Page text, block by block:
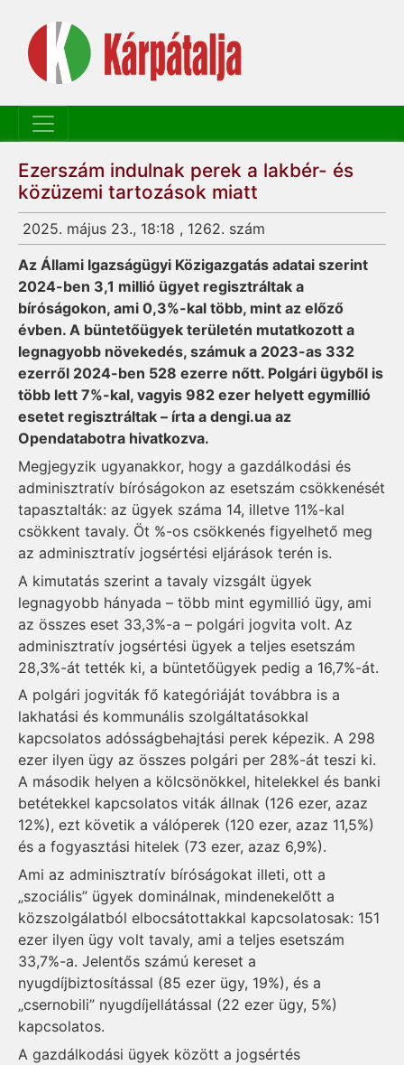
Ezerszám indulnak perek a lakbér- és
közüzemi tartozások miatt
2025. május 23., 18:18 , 1262. szám
Az Állami Igazságügyi Közigazgatás adatai szerint
2024-ben 3,1 millió ügyet regisztráltak a
bíróságokon, ami 0,3%-kal több, mint az előző
évben. A büntetőügyek területén mutatkozott a
legnagyobb növekedés, számuk a 2023-as 332
ezerről 2024-ben 528 ezerre nőtt. Polgári ügyből is
több lett 7%-kal, vagyis 982 ezer helyett egymillió
esetet regisztráltak – írta a dengi.ua az
Opendatabotra hivatkozva.
Megjegyzik ugyanakkor, hogy a gazdálkodási és
adminisztratív bíróságokon az esetszám csökkenését
tapasztalták: az ügyek száma 14, illetve 11%-kal
csökkent tavaly. Öt %-os csökkenés figyelhető meg
az adminisztratív jogsértési eljárások terén is.
A kimutatás szerint a tavaly vizsgált ügyek
legnagyobb hányada – több mint egymillió ügy, ami
az összes eset 33,3%-a – polgári jogvita volt. Az
adminisztratív jogsértési ügyek a teljes esetszám
28,3%-át tették ki, a büntetőügyek pedig a 16,7%-át.
A polgári jogviták fő kategóriáját továbbra is a
lakhatási és kommunális szolgáltatásokkal
kapcsolatos adósságbehajtási perek képezik. A 298
ezer ilyen ügy az összes polgári per 28%-át teszi ki.
A második helyen a kölcsönökkel, hitelekkel és banki
betétekkel kapcsolatos viták állnak (126 ezer, azaz
12%), ezt követik a válóperek (120 ezer, azaz 11,5%)
és a fogyasztási hitelek (73 ezer, azaz 6,9%).
Ami az adminisztratív bíróságokat illeti, ott a
„szociális” ügyek dominálnak, mindenekelőtt a
közszolgálatból elbocsátottakkal kapcsolatosak: 151
ezer ilyen ügy volt tavaly, ami a teljes esetszám
33,7%-a. Jelentős számú kereset a
nyugdíjbiztosítással (85 ezer ügy, 19%), és a
„csernobili” nyugdíjellátással (22 ezer ügy, 5%)
kapcsolatos.
A gazdálkodási ügyek között a jogsértés